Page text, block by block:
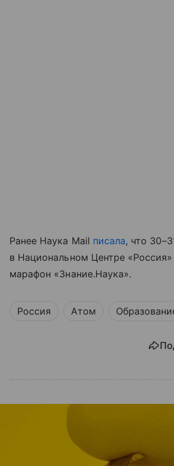
Ранее Наука Mail писала, что
в Национальном Центре «Россия»
марафон «Знание.Наука».
Россия Атом